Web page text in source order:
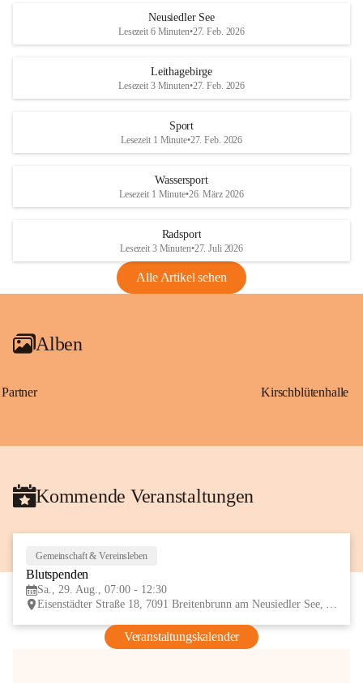
S
und den daraus folgenden wirtschaftlichen
Maßnahmen zur Bekämpfung
Rebe und der Amerikanischen
Anhang VBl. EU Nr. 18
1 Seite•1,4 MB
VBl. EU Nr. 18_2026
r
S
Neusiedler See
Lesezeit 6 Minuten•27. Feb. 2026
Leithagebirge
Lesezeit 3 Minuten•27. Feb. 2026
Sport
Lesezeit 1 Minute•27. Feb. 2026
Wassersport
Lesezeit 1 Minute•26. März 2026
Radsport
Lesezeit 3 Minuten•27. Juli 2026
Alle Artikel sehen
Alben
Partner Kirschblütenhalle
Kommende Veranstaltungen
Gemeinschaft & Vereinsleben
Blutspenden
Sa., 29. Aug., 07:00 - 12:30
Eisenstädter Straße 18, 7091 Breitenbrunn am Neusiedler See, AUT
Veranstaltungskalender